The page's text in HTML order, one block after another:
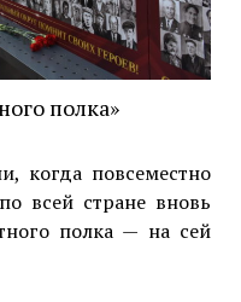
полка»
когда повсеместно
всей стране вновь
полка — на сей